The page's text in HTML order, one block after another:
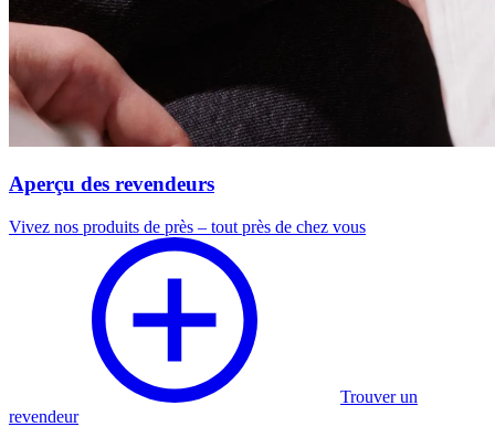
Aperçu des revendeurs
Vivez nos produits de près – tout près de chez vous
Trouver un
revendeur